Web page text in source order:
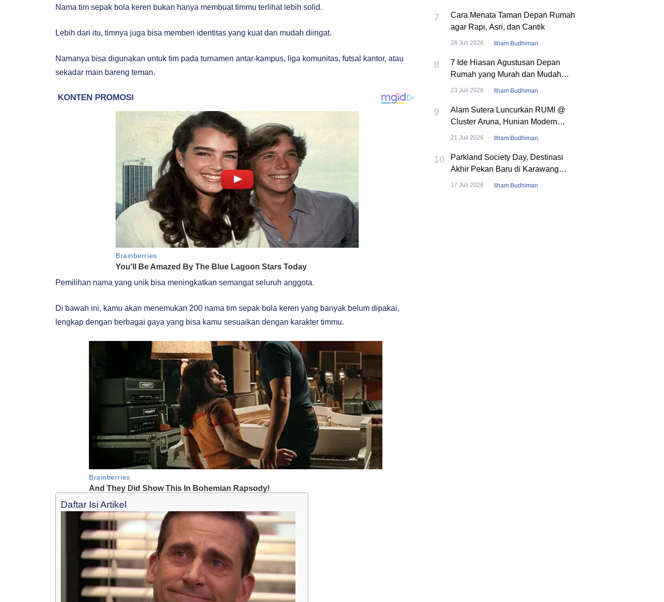
7
Cara Menata Taman Depan Rumah
agar Rapi, Asri, dan Cantik
28 Juli 2026 · Ilham Budhiman
8
7 Ide Hiasan Agustusan Depan
Rumah yang Murah dan Mudah
Dibuat
23 Juli 2026 · Ilham Budhiman
9
Alam Sutera Luncurkan RUMI @
Cluster Aruna, Hunian Modern
Tropical 2 Lantai di Downtown Alam
21 Juli 2026 · Ilham Budhiman
10
Parkland Society Day, Destinasi
Akhir Pekan Baru di Karawang
dengan Pengalaman Berbeda.
17 Juli 2026 · Ilham Budhiman
Nama tim sepak bola keren bukan hanya membuat timmu terlihat lebih solid.
Lebih dari itu, timnya juga bisa memberi identitas yang kuat dan mudah diingat.
Namanya bisa digunakan untuk tim pada turnamen antar-kampus, liga komunitas, futsal kantor, atau
sekadar main bareng teman.
Pemilihan nama yang unik bisa meningkatkan semangat seluruh anggota.
Di bawah ini, kamu akan menemukan 200 nama tim sepak bola keren yang banyak belum dipakai,
lengkap dengan berbagai gaya yang bisa kamu sesuaikan dengan karakter timmu.
Daftar Isi Artikel